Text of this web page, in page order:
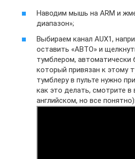
Наводим мышь на ARM и
диапазон»;
Выбираем канал AUX1,
оставить «АВТО» и
тумблером, автоматически
который привязан к этому
тумблеру в пульте нужно
как это делать, смотрите в
английском, но все понятно):